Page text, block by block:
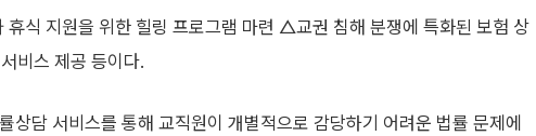
식 지원을 위한 힐링 프로그램 마련 △교권 침해 분쟁에 특화된 보험 상
비스 제공 등이다.
상담 서비스를 통해 교직원이 개별적으로 감당하기 어려운 법률 문제에